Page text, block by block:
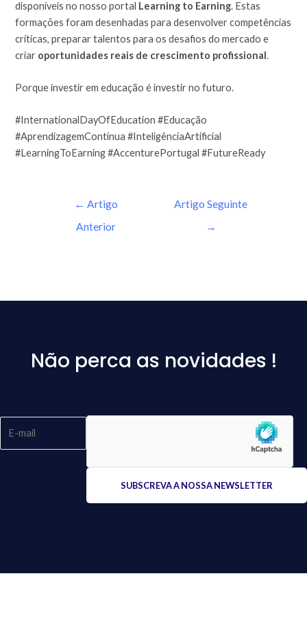
disponíveis no nosso portal Learning to Earning. Estas
formações foram desenhadas para desenvolver competências
críticas, preparar talentos para os desafios do mercado e
criar oportunidades reais de crescimento profissional.
Porque investir em educação é investir no futuro.
#InternationalDayOfEducation #Educação
#AprendizagemContínua #InteligênciaArtificial
#LearningToEarning #AccenturePortugal #FutureReady
← Artigo
Anterior
Artigo Seguinte
→
Não perca as novidades !